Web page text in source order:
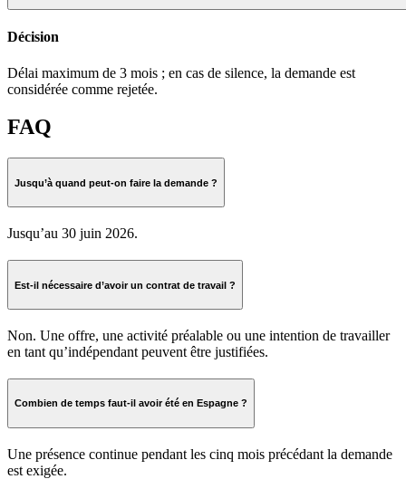
Décision
Délai maximum de 3 mois ; en cas de silence, la demande est
considérée comme rejetée.
FAQ
Jusqu’à quand peut-on faire la demande ?
Jusqu’au 30 juin 2026.
Est-il nécessaire d’avoir un contrat de travail ?
Non. Une offre, une activité préalable ou une intention de travailler
en tant qu’indépendant peuvent être justifiées.
Combien de temps faut-il avoir été en Espagne ?
Une présence continue pendant les cinq mois précédant la demande
est exigée.